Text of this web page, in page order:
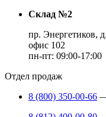
Склад №2
пр. Энергетиков,
офис 102
пн-пт: 09:00-17:00
Отдел продаж
8 (800) 350-00-66 —